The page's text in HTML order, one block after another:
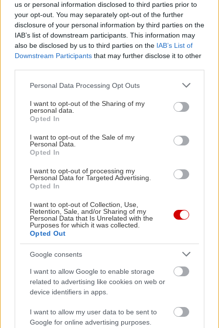
us or personal information disclosed to third parties prior to
your opt-out. You may separately opt-out of the further
disclosure of your personal information by third parties on the
IAB’s list of downstream participants. This information may
also be disclosed by us to third parties on the IAB’s List of
Downstream Participants that may further disclose it to other
Please note that this website/app uses one or more Google
not limited to your visit or usage behaviour. You may click to
grant or deny consent to Google and its third-party tags to
use your data for below specified purposes in below Google
consent section.
Personal Data Processing Opt Outs
I want to opt-out of the Sharing of my
personal data.
Opted In
I want to opt-out of the Sale of my
Personal Data.
Opted In
I want to opt-out of processing my
Personal Data for Targeted Advertising.
Opted In
I want to opt-out of Collection, Use,
Retention, Sale, and/or Sharing of my
Personal Data that Is Unrelated with the
Purposes for which it was collected.
Opted Out
Google consents
I want to allow Google to enable storage
related to advertising like cookies on web or
device identifiers in apps.
I want to allow my user data to be sent to
Google for online advertising purposes.
Διαβάστε επίσης
Υπό εξαφάνιση: 5 παράξενα ζωάκια που
αφήνουμε να χάνονται
εξαφάνιση
PODCASTS